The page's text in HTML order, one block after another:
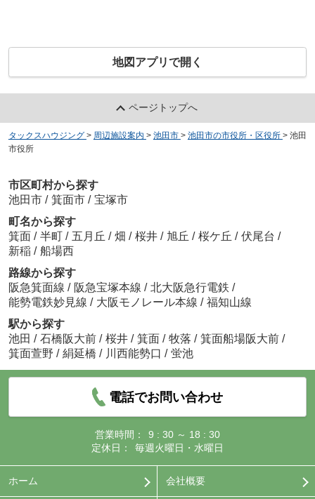
地図アプリで開く
ページトップへ
タックスハウジング > 周辺施設案内 > 池田市 > 池田市の市役所・区役所 > 池田
市役所
市区町村から探す
池田市 / 箕面市 / 宝塚市
町名から探す
箕面 / 半町 / 五月丘 / 畑 / 桜井 / 旭丘 / 桜ケ丘 / 伏尾台 /
新稲 / 船場西
路線から探す
阪急箕面線 / 阪急宝塚本線 / 北大阪急行電鉄 /
能勢電鉄妙見線 / 大阪モノレール本線 / 福知山線
駅から探す
池田 / 石橋阪大前 / 桜井 / 箕面 / 牧落 / 箕面船場阪大前 /
箕面萱野 / 絹延橋 / 川西能勢口 / 蛍池
電話でお問い合わせ
営業時間：
9 : 30 ～ 18 : 30
定休日：
毎週火曜日・水曜日
ホーム 会社概要